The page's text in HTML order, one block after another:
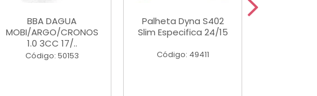
BBA DAGUA
MOBI/ARGO/CRONOS
1.0 3CC 17/..
Código: 50153
Palheta Dyna S402
Slim Especifica 24/15
Código: 49411